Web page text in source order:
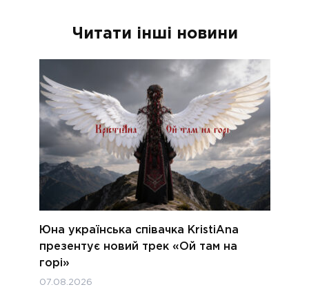
Читати інші новини
Юна українська співачка KristiAna
презентує новий трек «Ой там на
горі»
07.08.2026